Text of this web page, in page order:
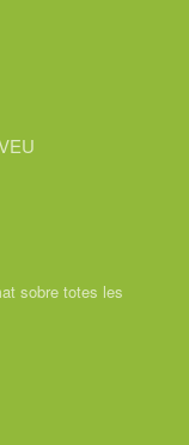
sobre totes les